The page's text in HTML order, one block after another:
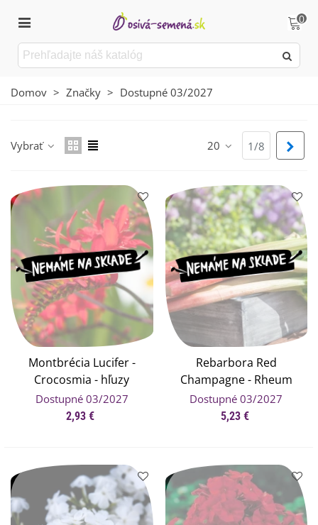
0
Domov > Značky > Dostupné 03/2027
Vybrať 20 1/8
Montbrécia Lucifer -
Crocosmia - hľuzy
kroksomie - 4 ks
Dostupné 03/2027
2,93 €
Rebarbora Red
Champagne - Rheum
rhabarbarum -
voľnokorenné sadenice
Dostupné 03/2027
5,23 €